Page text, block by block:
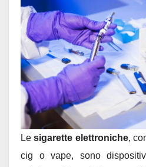
Lesigarette elettroniche,
cig o vape, sono